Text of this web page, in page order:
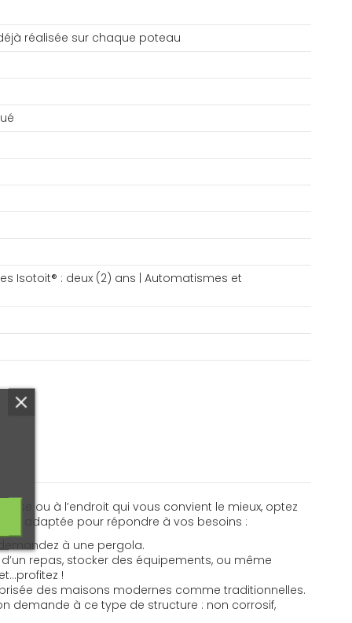
réalisée sur chaque poteau
Isotoit® : deux (2) ans | Automatismes et
ou à l’endroit qui vous convient le mieux, optez
adaptée pour répondre à vos besoins :
à une pergola.
repas, stocker des équipements, ou même
!
des maisons modernes comme traditionnelles.
demande à ce type de structure : non corrosif,